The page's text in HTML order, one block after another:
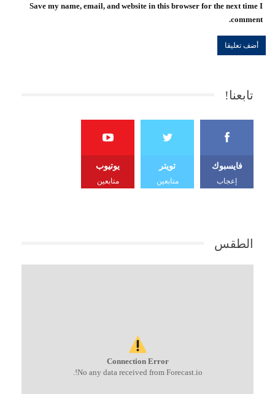
Save my name, email, and website in this browser for the next time I
comment.
تابعنا!
فايسبوك
إعجاب
تويتر
متابعين
يوتيوب
متابعين
الطقس
Connection Error
No any data received from Forecast.io!.